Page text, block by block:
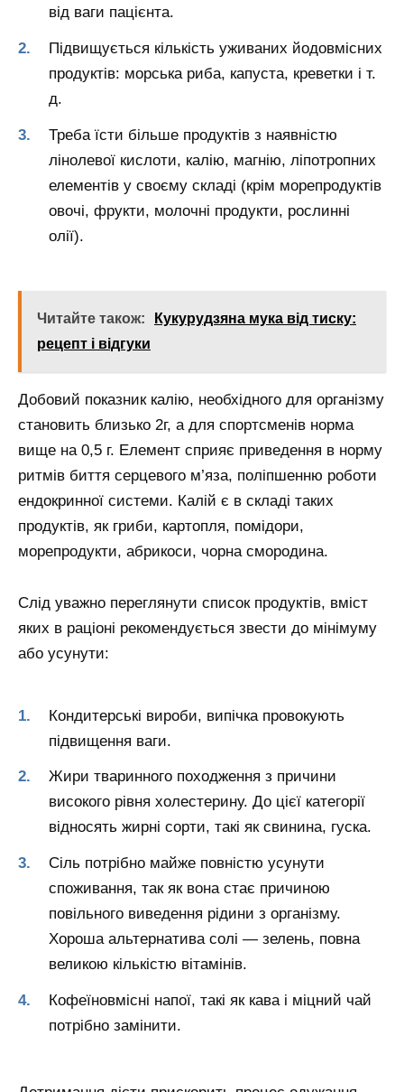
від ваги пацієнта.
Підвищується кількість уживаних йодовмісних
продуктів: морська риба, капуста, креветки і т.
д.
Треба їсти більше продуктів з наявністю
лінолевої кислоти, калію, магнію, ліпотропних
елементів у своєму складі (крім морепродуктів
овочі, фрукти, молочні продукти, рослинні
олії).
Читайте також:
Кукурудзяна мука від тиску:
рецепт і відгуки
Добовий показник калію, необхідного для організму
становить близько 2г, а для спортсменів норма
вище на 0,5 г. Елемент сприяє приведення в норму
ритмів биття серцевого м’яза, поліпшенню роботи
ендокринної системи. Калій є в складі таких
продуктів, як гриби, картопля, помідори,
морепродукти, абрикоси, чорна смородина.
Слід уважно переглянути список продуктів, вміст
яких в раціоні рекомендується звести до мінімуму
або усунути:
Кондитерські вироби, випічка провокують
підвищення ваги.
Жири тваринного походження з причини
високого рівня холестерину. До цієї категорії
відносять жирні сорти, такі як свинина, гуска.
Сіль потрібно майже повністю усунути
споживання, так як вона стає причиною
повільного виведення рідини з організму.
Хороша альтернатива солі — зелень, повна
великою кількістю вітамінів.
Кофеїновмісні напої, такі як кава і міцний чай
потрібно замінити.